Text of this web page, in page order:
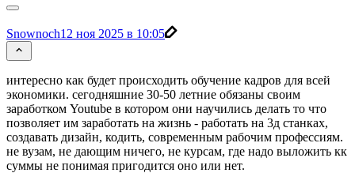
Snownoch12 ноя 2025 в 10:05
интересно как будет происходить обучение кадров для всей
экономики. сегодняшние 30-50 летние обязаны своим
заработком Youtube в котором они научились делать то что
позволяет им заработать на жизнь - работать на 3д станках,
создавать дизайн, кодить, современным рабочим профессиям.
не вузам, не дающим ничего, не курсам, где надо выложить кк
суммы не понимая пригодится оно или нет.